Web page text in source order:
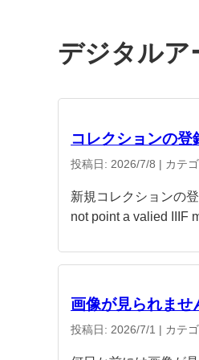
デジタルア
コレクションの登
投稿日: 2026/7/8 | カテ
新規コレクションの
not point a valied IIIF
画像が見られませ
投稿日: 2026/7/1 | カテ